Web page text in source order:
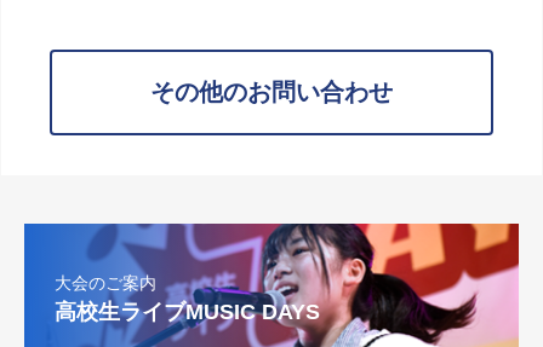
その他のお問い合わせ
大会のご案内
高校生ライブMUSIC DAYS